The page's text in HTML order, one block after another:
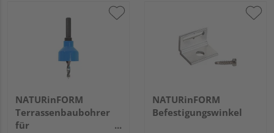
NATURinFORM
Terrassenbaubohrer
für
NATURinFORM
Befestigungswinkel